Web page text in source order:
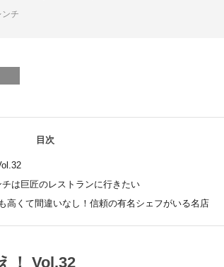
ンチ
目次
は巨匠のレストランに行きたい
高くて間違いなし！信頼の有名シェフがいる名店
！ Vol.32